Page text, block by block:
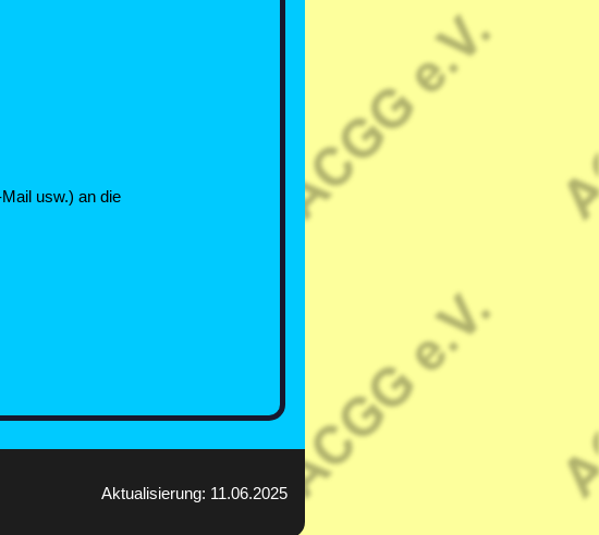
usw.) an die
Aktualisierung: 11.06.2025